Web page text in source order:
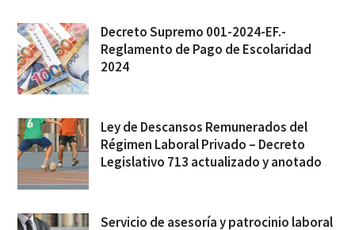
Decreto Supremo 001-2024-EF.-
Reglamento de Pago de Escolaridad
2024
Ley de Descansos Remunerados del
Régimen Laboral Privado – Decreto
Legislativo 713 actualizado y anotado
Servicio de asesoría y patrocinio laboral